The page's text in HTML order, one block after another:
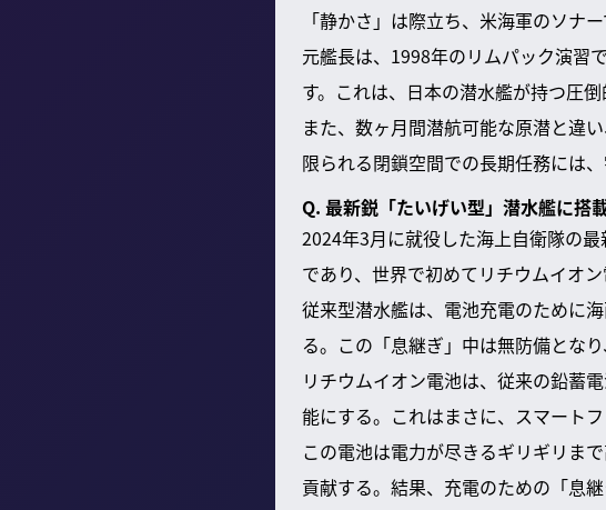
「静かさ」は際立ち、米海軍のソナ
元艦長は、1998年のリムパック演習
す。これは、日本の潜水艦が持つ圧
また、数ヶ月間潜航可能な原潜と違
限られる閉鎖空間での長期任務には
Q. 最新鋭「たいげい型」潜水艦に搭
2024年3月に就役した海上自衛隊の
であり、世界で初めてリチウムイオ
従来型潜水艦は、電池充電のために
る。この「息継ぎ」中は無防備とな
リチウムイオン電池は、従来の鉛蓄
能にする。これはまさに、スマート
この電池は電力が尽きるギリギリま
貢献する。結果、充電のための「息